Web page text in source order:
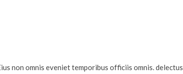
non omnis eveniet temporibus officiis omnis.